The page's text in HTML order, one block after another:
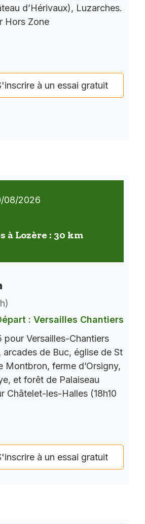
d’Hérivaux), Luzarches.
Hors Zone
à un essai gratuit
08/2026
à Lozère : 30 km
: Versailles Chantiers
pour Versailles-Chantiers
arcades de Buc, église de St
ferme d’Orsigny,
et forêt de Palaiseau
Châtelet-les-Halles (18h10
à un essai gratuit